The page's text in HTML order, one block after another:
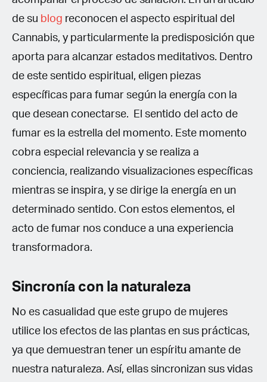
de su blog reconocen el aspecto espiritual del
Cannabis, y particularmente la predisposición que
aporta para alcanzar estados meditativos. Dentro
de este sentido espiritual, eligen piezas
específicas para fumar según la energía con la
que desean conectarse. El sentido del acto de
fumar es la estrella del momento. Este momento
cobra especial relevancia y se realiza a
conciencia, realizando visualizaciones específicas
mientras se inspira, y se dirige la energía en un
determinado sentido. Con estos elementos, el
acto de fumar nos conduce a una experiencia
transformadora.
Sincronía con la naturaleza
No es casualidad que este grupo de mujeres
utilice los efectos de las plantas en sus prácticas,
ya que demuestran tener un espíritu amante de
nuestra naturaleza. Así, ellas sincronizan sus vidas